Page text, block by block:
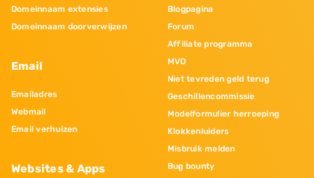
Domeinnaam extensies
Domeinnaam doorverwijzen
Email
Emailadres
Webmail
Email verhuizen
Websites & Apps
Blogpagina
Forum
Affiliate programma
MVO
Niet tevreden geld terug
Geschillencommissie
Modelformulier herroeping
Klokkenluiders
Misbruik melden
Bug bounty